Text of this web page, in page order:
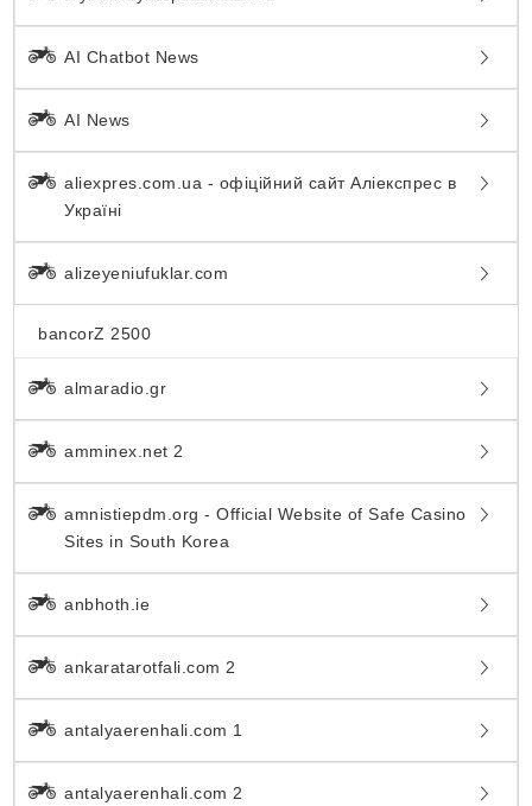
AI Chatbot News
AI News
aliexpres.com.ua - офіційний сайт Аліекспрес в
Україні
alizeyeniufuklar.com
bancorZ 2500
almaradio.gr
amminex.net 2
amnistiepdm.org - Official Website of Safe Casino
Sites in South Korea
anbhoth.ie
ankaratarotfali.com 2
antalyaerenhali.com 1
antalyaerenhali.com 2